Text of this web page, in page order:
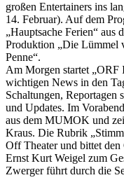
großen Entertainers ins
14. Februar). Auf dem
„Hauptsache Ferien“ aus
Produktion „Die Lümmel
Penne“.
Am Morgen startet
wichtigen News in den
Schaltungen, Reportagen
und Updates. Im
aus dem MUMOK und
Kraus. Die Rubrik
Off Theater und bittet
Ernst Kurt Weigel zum
Zwerger führt durch die